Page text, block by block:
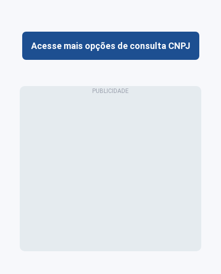
Acesse mais opções de consulta CNPJ